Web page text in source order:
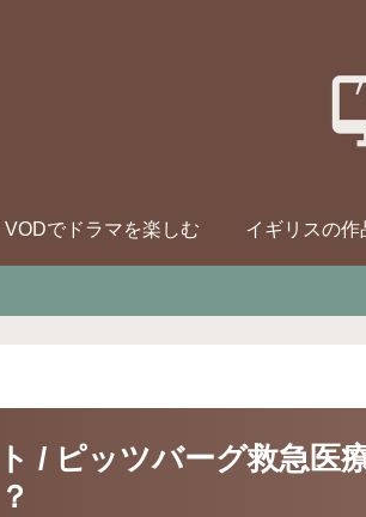
VODでドラマを楽しむ イギリスの作
ト / ピッツバーグ救急医